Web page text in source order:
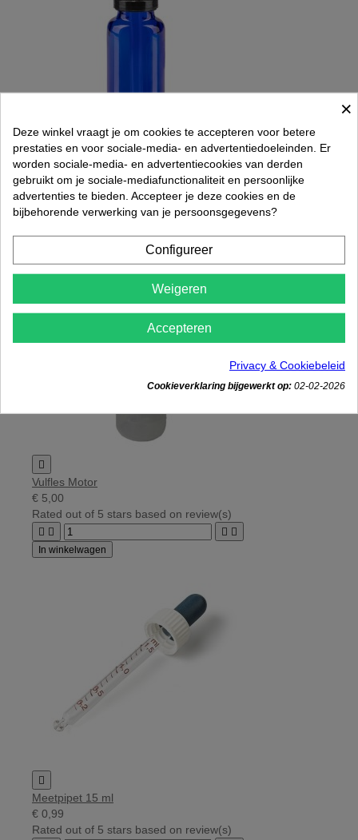

Pipetflesje Blauw met garantiesluiting 15ml
€ 1,73
Ratedout of 5 stars based on review(s)
   
In winkelwagen

Vulfles Motor
€ 5,00
Rated out of 5 stars based on review(s)
   
In winkelwagen

Meetpipet 15 ml
€ 0,99
Rated out of 5 stars based on review(s)
×
Deze winkel vraagt je om cookies te accepteren voor betere
prestaties en voor sociale-media- en advertentiedoeleinden. Er
worden sociale-media- en advertentiecookies van derden
gebruikt om je sociale-mediafunctionaliteit en persoonlijke
advertenties te bieden. Accepteer je deze cookies en de
bijbehorende verwerking van je persoonsgegevens?
Configureer
Weigeren
Accepteren
Privacy & Cookiebeleid
Cookieverklaring bijgewerkt op: 02-02-2026